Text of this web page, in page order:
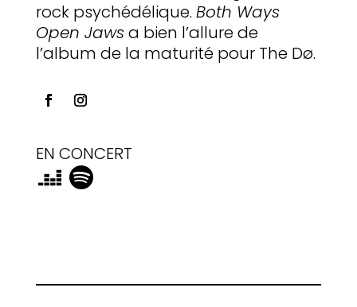
rock psychédélique. Both Ways
Open Jawsa bien l’allure de
l’album de la maturité pour The Dø.
EN CONCERT